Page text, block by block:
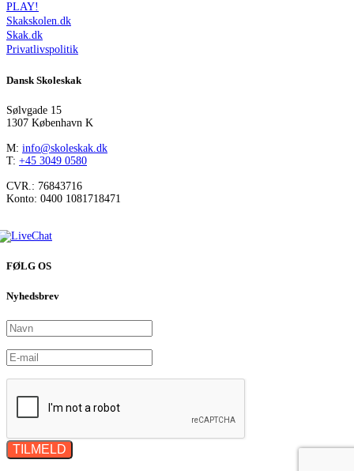
PLAY!
Skakskolen.dk
Skak.dk
Privatlivspolitik
Dansk Skoleskak
Sølvgade 15
1307 København K
M: info@skoleskak.dk
T: +45 3049 0580
CVR.: 76843716
Konto: 0400 1081718471
FØLG OS
Nyhedsbrev